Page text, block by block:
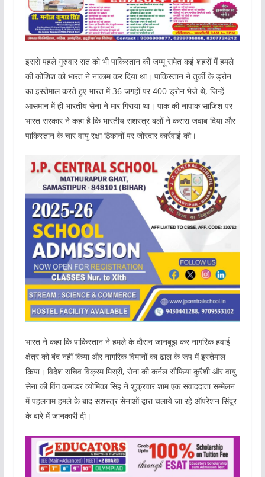
इससे पहले गुरुवार रात को भी पाकिस्तान की जम्मू समेत कई शहरों में हमले
की कोशिश को भारत ने नाकाम कर दिया था। पाकिस्तान ने तुर्की के ड्रोन
का इस्तेमाल करते हुए भारत में 36 जगहों पर 400 ड्रोन भेजे थे, जिन्हें
आसमान में ही भारतीय सेना ने मार गिराया था। पाक की नापाक साजिश पर
भारत सरकार ने कहा है कि भारतीय सशस्त्र बलों ने करारा जवाब दिया और
पाकिस्तान के चार वायु रक्षा ठिकानों पर जोरदार कार्रवाई की।
भारत ने कहा कि पाकिस्तान ने हमले के दौरान जानबूझ कर नागरिक हवाई
क्षेत्र को बंद नहीं किया और नागरिक विमानों का ढाल के रूप में इस्तेमाल
किया। विदेश सचिव विक्रम मिस्री, सेना की कर्नल सौफिया कुरैशी और वायु
सेना की विंग कमांडर व्योमिका सिंह ने शुक्रवार शाम एक संवाददाता सम्मेलन
में पहलगाम हमले के बाद सशस्त्र सेनाओं द्वारा चलाये जा रहे ऑपरेशन सिंदूर
के बारे में जानकारी दी।